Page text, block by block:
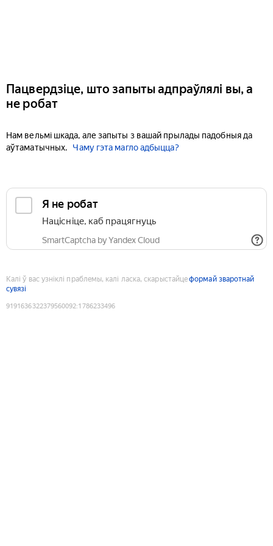
Пацвердзіце, што запыты адпраўлялі вы, а
не робат
Нам вельмі шкада, але запыты з вашай прылады падобныя да
аўтаматычных.
Чаму гэта магло адбыцца?
Я не робат
Націсніце, каб працягнуць
SmartCaptcha by Yandex Cloud
Калі ў вас узніклі праблемы, калі ласка, скарыстайцеформай зваротнай
сувязі
9191636322379560092:1786233496